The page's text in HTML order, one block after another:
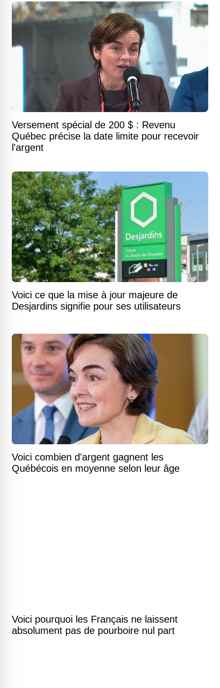
Versement spécial de 200 $ : Revenu
Québec précise la date limite pour recevoir
l'argent
Voici ce que la mise à jour majeure de
Desjardins signifie pour ses utilisateurs
Voici combien d'argent gagnent les
Québécois en moyenne selon leur âge
Voici pourquoi les Français ne laissent
absolument pas de pourboire nul part